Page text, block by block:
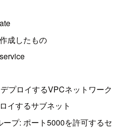
成したもの
プロイするVPCネットワーク
イするサブネット
ープ: ポート5000を許可するセ